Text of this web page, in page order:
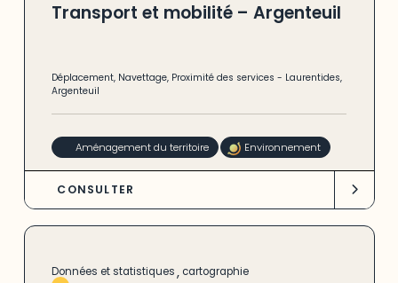
Transport et mobilité – Argenteuil
Déplacement, Navettage, Proximité des services - Laurentides,
Argenteuil
Aménagement du territoire Environnement
CONSULTER
Données et statistiques, cartographie